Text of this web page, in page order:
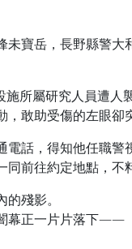
未寶岳，長野縣警
施所屬研究人員遭
敢助受傷的左眼卻
電話，得知他任職
前往約定地點，不
殘影。
幕正一片片落下――